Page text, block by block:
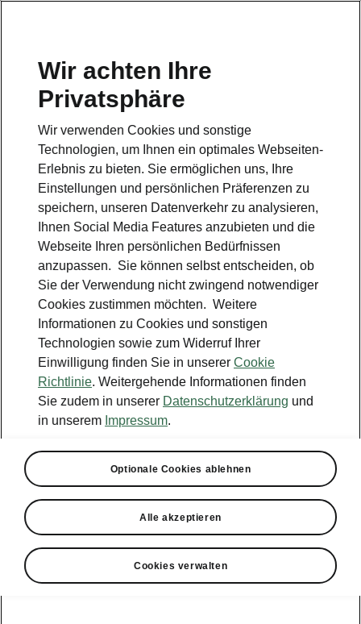
Wir achten Ihre
Privatsphäre
Wir verwenden Cookies und sonstige
Technologien, um Ihnen ein optimales Webseiten-
Erlebnis zu bieten. Sie ermöglichen uns, Ihre
Einstellungen und persönlichen Präferenzen zu
speichern, unseren Datenverkehr zu analysieren,
Ihnen Social Media Features anzubieten und die
Webseite Ihren persönlichen Bedürfnissen
anzupassen. Sie können selbst entscheiden, ob
Sie der Verwendung nicht zwingend notwendiger
Cookies zustimmen möchten. Weitere
Informationen zu Cookies und sonstigen
Technologien sowie zum Widerruf Ihrer
Einwilligung finden Sie in unserer Cookie
Richtlinie. Weitergehende Informationen finden
Sie zudem in unserer Datenschutzerklärung und
in unserem Impressum.
Optionale Cookies ablehnen
Alle akzeptieren
Cookies verwalten